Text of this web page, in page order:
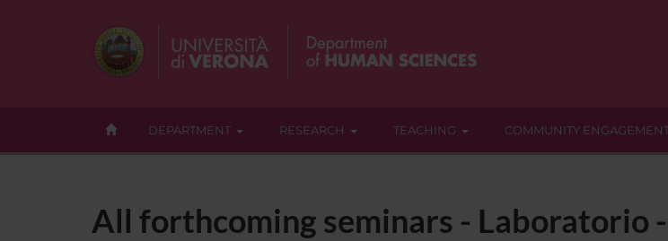
DEPARTMENT RESEARCH TEACHING COMMUNITY
All forthcoming seminars - Laboratorio